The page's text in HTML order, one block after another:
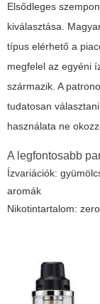
Elsődleges
kiválasztása.
típus elérhető a
megfelel az egyéni
származik. A
tudatosan
használata ne
A legfontosabb
Ízvariációk:
aromák
Nikotintartalom: